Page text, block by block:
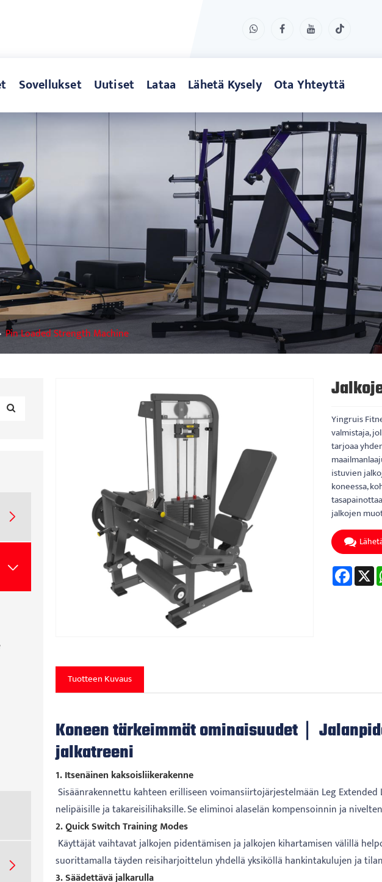
Sovellukset Uutiset Lataa Lähetä Kysely Ota Yhteyttä
Pin Loaded Strength Machine



Yingruis
valmistaja,
tarjoaa
istuvien
koneessa,
jalkojen
X
Tuotteen Kuvaus
Koneen tärkeimmät ominaisuudet｜
jalkatreeni
1. Itsenäinen kaksoisliikerakenne
Sisäänrakennettu kahteen erilliseen voimansiirtojärjestelmään Leg
nelipäisille ja takareisilihaksille. Se eliminoi alaselän kompensoinnin ja
2. Quick Switch Training Modes
Käyttäjät vaihtavat jalkojen pidentämisen ja jalkojen kihartamisen välillä
suorittamalla täyden reisiharjoittelun yhdellä yksiköllä hankintakulujen ja
3. Säädettävä jalkarulla